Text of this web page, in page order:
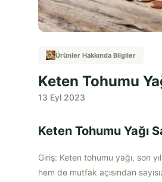
Ürünler Hakkında Bilgiler
Keten Tohumu
13 Eyl 2023
Keten Tohumu Yağı
Giriş: Keten tohumu yağı, son
hem de mutfak açısından